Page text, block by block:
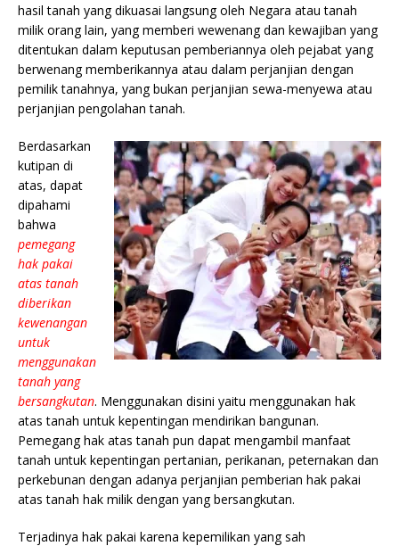
hasil tanah yang dikuasai langsung oleh Negara atau tanah
milik orang lain, yang memberi wewenang dan kewajiban yang
ditentukan dalam keputusan pemberiannya oleh pejabat yang
berwenang memberikannya atau dalam perjanjian dengan
pemilik tanahnya, yang bukan perjanjian sewa-menyewa atau
perjanjian pengolahan tanah.
Berdasarkan
kutipan di
atas, dapat
dipahami
bahwa
pemegang
hak pakai
atas tanah
diberikan
kewenangan
untuk
menggunakan
tanah yang
bersangkutan. Menggunakan disini yaitu menggunakan hak
atas tanah untuk kepentingan mendirikan bangunan.
Pemegang hak atas tanah pun dapat mengambil manfaat
tanah untuk kepentingan pertanian, perikanan, peternakan dan
perkebunan dengan adanya perjanjian pemberian hak pakai
atas tanah hak milik dengan yang bersangkutan.
Terjadinya hak pakai karena kepemilikan yang sah